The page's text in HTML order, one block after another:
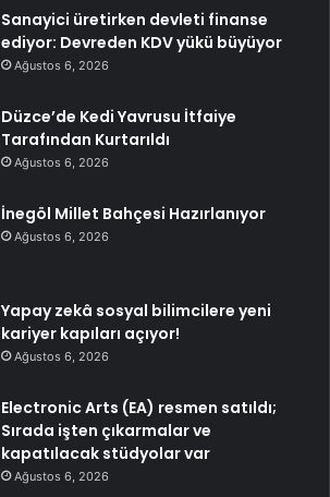
Sanayici üretirken devleti finanse
ediyor: Devreden KDV yükü büyüyor
Ağustos 6, 2026
Düzce’de Kedi Yavrusu İtfaiye
Tarafından Kurtarıldı
Ağustos 6, 2026
İnegöl Millet Bahçesi Hazırlanıyor
Ağustos 6, 2026
Yapay zekâ sosyal bilimcilere yeni
kariyer kapıları açıyor!
Ağustos 6, 2026
Electronic Arts (EA) resmen satıldı;
Sırada işten çıkarmalar ve
kapatılacak stüdyolar var
Ağustos 6, 2026